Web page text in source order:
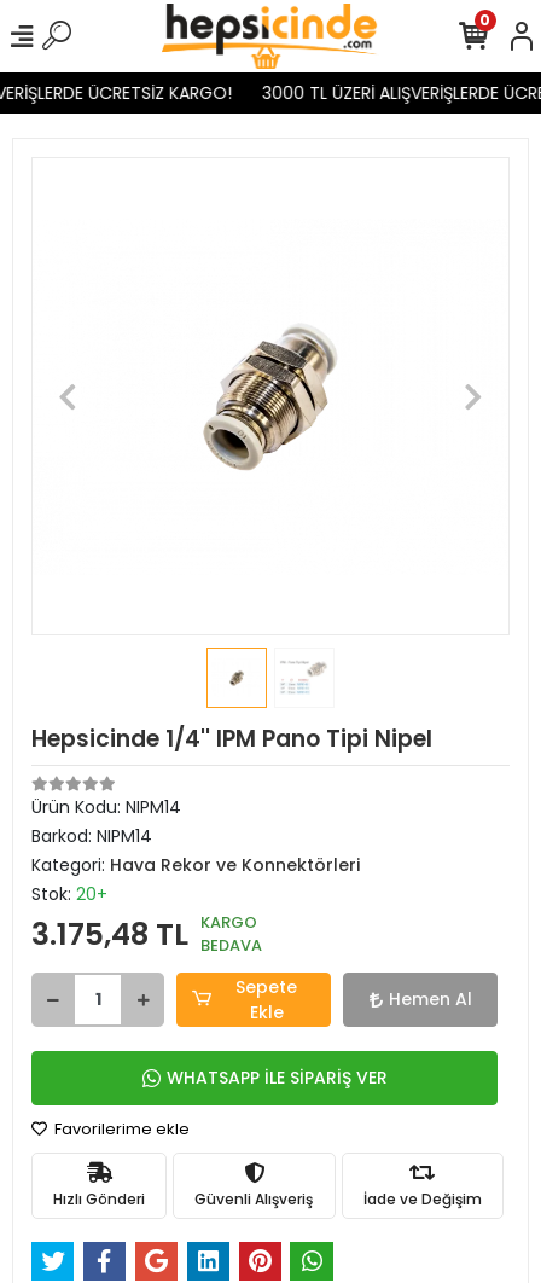
ÜCRETSİZ KARGO! 3000 TL ÜZERİ ALIŞVERİŞLERDE
0
Hepsicinde 1/4'' IPM Pano Tipi Nipel
Ürün Kodu: NIPM14
Barkod: NIPM14
Kategori: Hava Rekor ve Konnektörleri
Stok: 20+
3.175,48 TL KARGO
BEDAVA
Sepete
Ekle
Hemen Al
WHATSAPP İLE SİPARİŞ VER
Favorilerime ekle
Hızlı Gönderi Güvenli Alışveriş İade ve Değişim